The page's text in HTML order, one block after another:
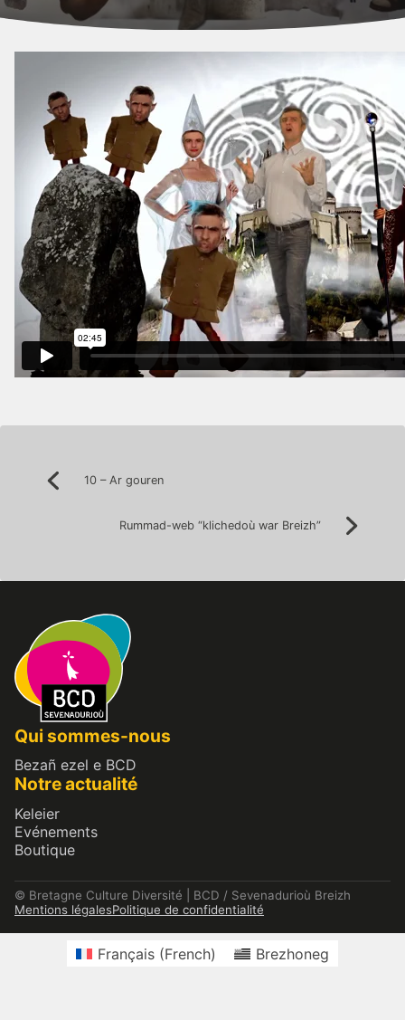
Post
navigation
Précédent:10 – Ar gouren
Rummad-web “klichedoù war Breizh”
Qui sommes-nous
Bezañ ezel e BCD
Notre actualité
Keleier
Evénements
Boutique
© Bretagne Culture Diversité | BCD / Sevenadurioù Breizh
Mentions légalesPolitique de confidentialité
Français (French) Brezhoneg